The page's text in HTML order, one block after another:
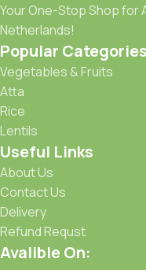
Your One-Stop Shop for
Netherlands!
Popular Categories
Vegetables & Fruits
Atta
Rice
Lentils
Useful Links
About Us
Contact Us
Delivery
Refund Requst
Avalible On: